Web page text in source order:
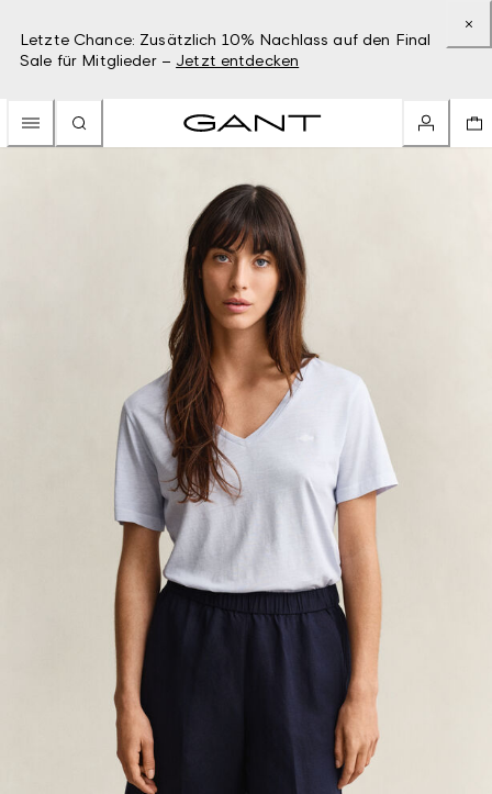
Letzte Chance: Zusätzlich 10% Nachlass auf den Final
Sale für Mitglieder – Jetzt entdecken